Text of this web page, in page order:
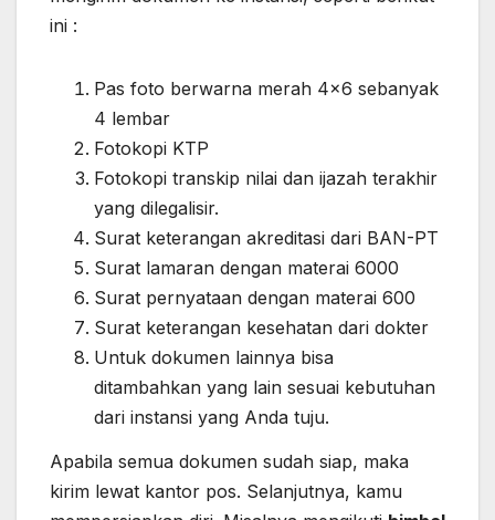
ini :
Pas foto berwarna merah 4×6 sebanyak
4 lembar
Fotokopi KTP
Fotokopi transkip nilai dan ijazah terakhir
yang dilegalisir.
Surat keterangan akreditasi dari BAN-PT
Surat lamaran dengan materai 6000
Surat pernyataan dengan materai 600
Surat keterangan kesehatan dari dokter
Untuk dokumen lainnya bisa
ditambahkan yang lain sesuai kebutuhan
dari instansi yang Anda tuju.
Apabila semua dokumen sudah siap, maka
kirim lewat kantor pos. Selanjutnya, kamu